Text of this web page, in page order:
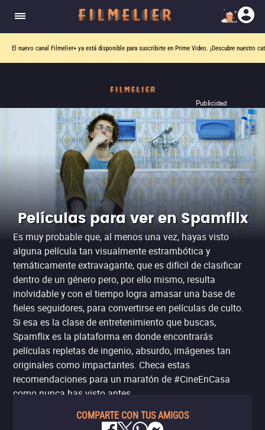
Una película por día. Una sola pista. Seis intentos para adivinar.
¿Puedes descubrir la película de hoy?
Publicidad
Películas para ver en Spamflix
Es muy probable que, al menos una vez, hayas visto
alguna película tan visualmente estrambótica y
temáticamente extravagante, que es difícil de clasificar
dentro de un género pero, por ello mismo, resulta
inolvidable y con el tiempo logra amasar una base de
fieles seguidores, para convertirse en películas de culto.
Si esa es la clase de entretenimiento que buscas,
Spamflix es la plataforma en donde encontrarás
películas repletas de ingenio, absurdo, imágenes tan
originales como impactantes. Checa estas
recomendaciones para un maratón de #CineEnCasa
como nunca has visto antes.
COMPARTE CON TUS AMIGOS